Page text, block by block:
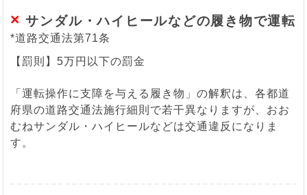
× サンダル・ハイヒールなどの履き物で運転
*道路交通法第71条
【罰則】5万円以下の罰金
「運転操作に支障を与える履き物」の解釈は、各都道
府県の道路交通法施行細則で若干異なりますが、おお
むねサンダル・ハイヒールなどは交通違反になりま
す。